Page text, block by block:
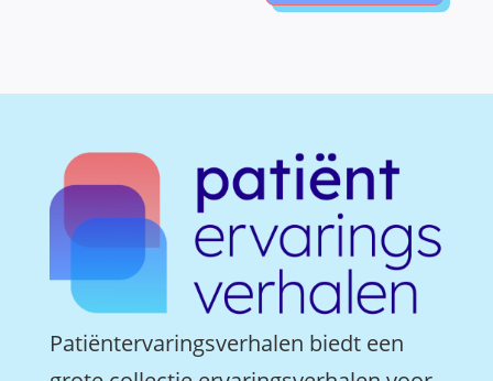
Patiëntervaringsverhalen biedt een